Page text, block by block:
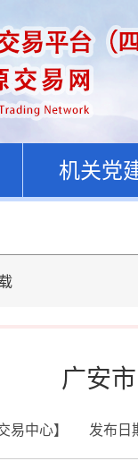
机关党
广安
中心】 发布日